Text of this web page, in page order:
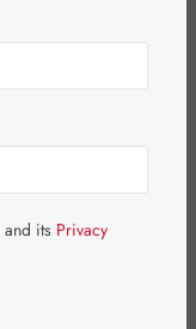
and its Privacy